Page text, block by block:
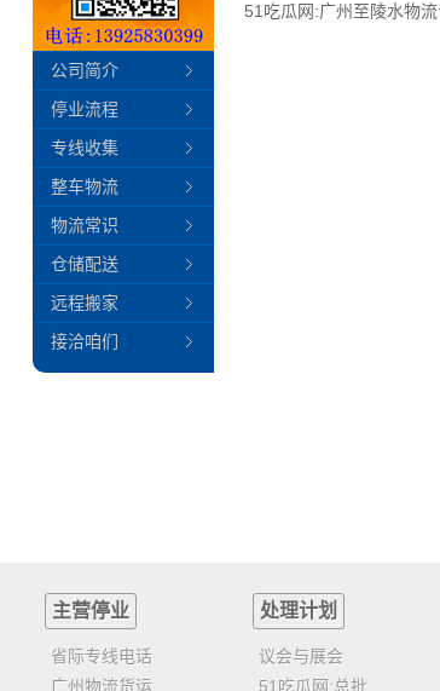
51吃瓜网:广州至陵水物
公司简介
停业流程
专线收集
整车物流
物流常识
仓储配送
远程搬家
接洽咱们
主营停业
省际专线电话
广州物流货运
处理计划
议会与展会
51吃瓜网:总批